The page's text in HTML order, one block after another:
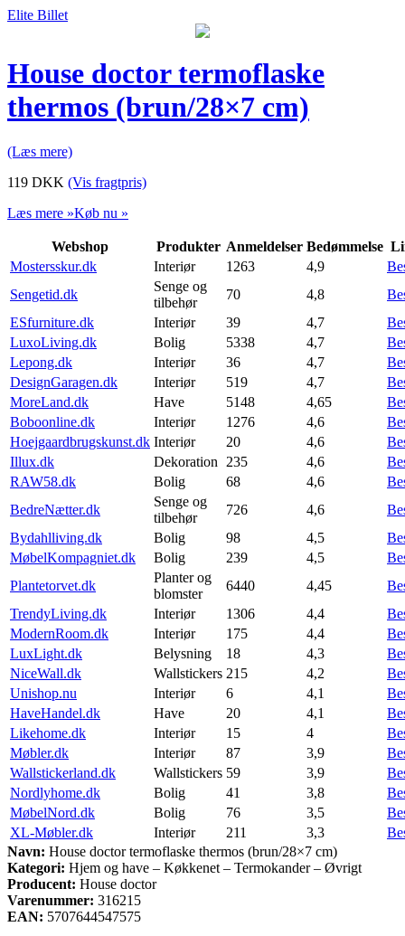
Elite Billet
House doctor termoflaske
thermos (brun/28×7 cm)
(Læs mere)
119 DKK (Vis fragtpris)
Læs mere »Køb nu »
Webshop Produkter Anmeldelser Bedømmelse
Mostersskur.dk
Interiør 1263 4,9
Sengetid.dk
Senge og
tilbehør
70 4,8
ESfurniture.dk
Interiør 39 4,7
LuxoLiving.dk
Bolig 5338 4,7
Lepong.dk
Interiør 36 4,7
DesignGaragen.dk
Interiør 519 4,7
MoreLand.dk
Have 5148 4,65
Boboonline.dk
Interiør 1276 4,6
Hoejgaardbrugskunst.dk Interiør 20 4,6
Illux.dk
Dekoration 235 4,6
RAW58.dk
Bolig 68 4,6
BedreNætter.dk
Senge og
tilbehør
726 4,6
Bydahlliving.dk
Bolig 98 4,5
MøbelKompagniet.dk
Bolig 239 4,5
Plantetorvet.dk
Planter og
blomster
6440 4,45
TrendyLiving.dk
Interiør 1306 4,4
ModernRoom.dk
Interiør 175 4,4
LuxLight.dk
Belysning 18 4,3
NiceWall.dk
Wallstickers 215 4,2
Unishop.nu
Interiør 6 4,1
HaveHandel.dk
Have 20 4,1
Likehome.dk
Interiør 15 4
Møbler.dk
Interiør 87 3,9
Wallstickerland.dk
Wallstickers 59 3,9
Nordlyhome.dk
Bolig 41 3,8
MøbelNord.dk
Bolig 76 3,5
XL-Møbler.dk
Interiør 211 3,3
Navn: House doctor termoflaske thermos (brun/28×7 cm)
Kategori: Hjem og have – Køkkenet – Termokander – Øvrigt
Producent: House doctor
Varenummer: 316215
EAN: 5707644547575